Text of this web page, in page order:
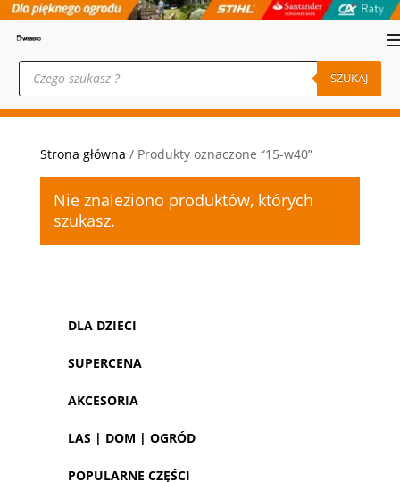
Wyszukiwarka
produktów SZUKAJ
Strona główna / Produkty oznaczone “15-w40”
Nie znaleziono produktów, których
szukasz.
DLA DZIECI
SUPERCENA
AKCESORIA
LAS | DOM | OGRÓD
POPULARNE CZĘŚCI